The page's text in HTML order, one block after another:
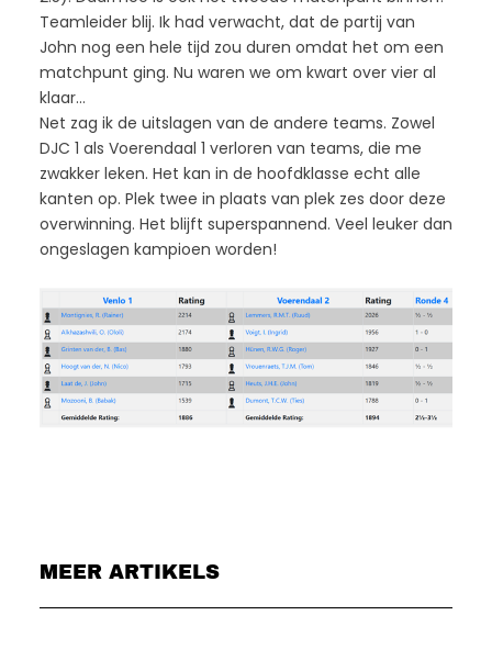
Teamleider blij. Ik had verwacht, dat de partij van
John nog een hele tijd zou duren omdat het om een
matchpunt ging. Nu waren we om kwart over vier al
klaar…
Net zag ik de uitslagen van de andere teams. Zowel
DJC 1 als Voerendaal 1 verloren van teams, die me
zwakker leken. Het kan in de hoofdklasse echt alle
kanten op. Plek twee in plaats van plek zes door deze
overwinning. Het blijft superspannend. Veel leuker dan
ongeslagen kampioen worden!
MEER ARTIKELS